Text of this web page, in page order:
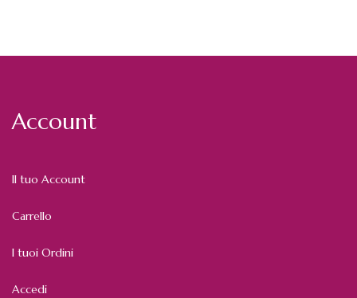
Account
Il tuo Account
Carrello
I tuoi Ordini
Accedi